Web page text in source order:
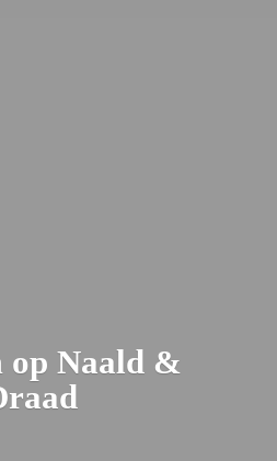
op Naald &